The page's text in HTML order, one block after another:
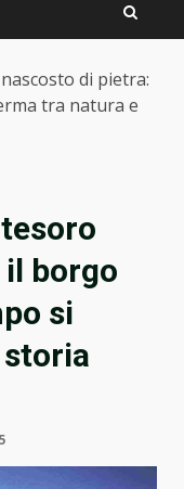
di pietra:
tra natura e
borgo
si